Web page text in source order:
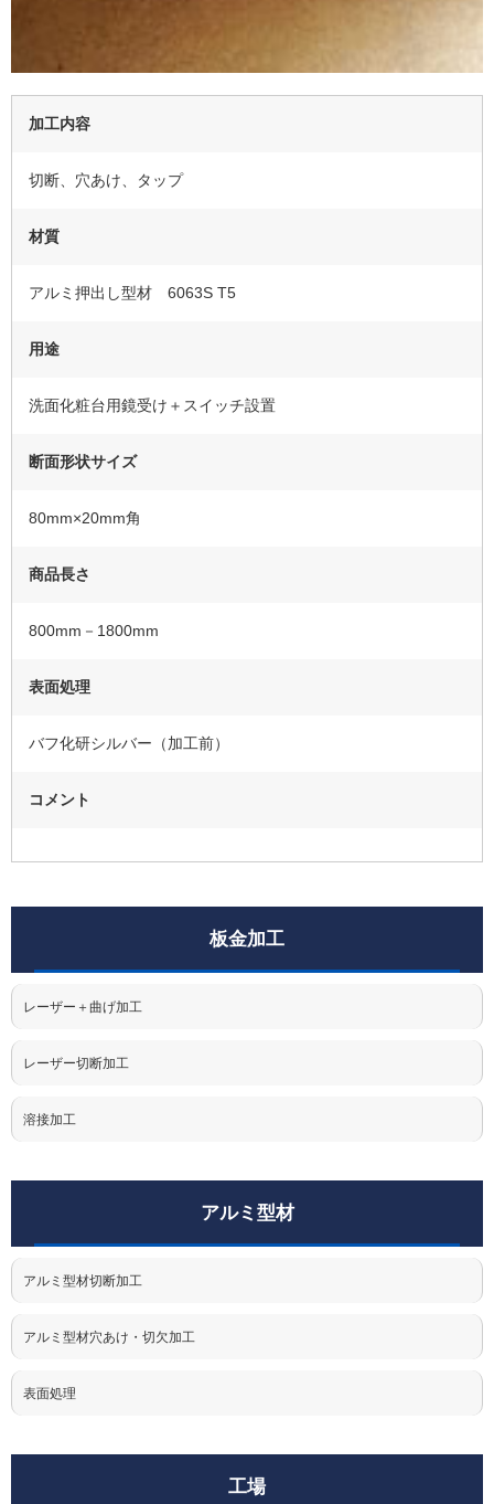
加工内容
切断、穴あけ、タップ
材質
アルミ押出し型材 6063S T5
用途
洗面化粧台用鏡受け＋スイッチ設置
断面形状サイズ
80mm×20mm角
商品長さ
800mm－1800mm
表面処理
バフ化研シルバー（加工前）
コメント
板金加工
レーザー＋曲げ加工
レーザー切断加工
溶接加工
アルミ型材
アルミ型材切断加工
アルミ型材穴あけ・切欠加工
表面処理
工場